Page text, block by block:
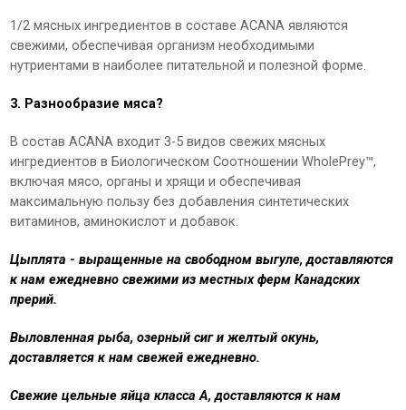
1/2 мясных ингредиентов в составе ACANA являются
свежими, обеспечивая организм необходимыми
нутриентами в наиболее питательной и полезной форме.
3. Разнообразие мяса?
В состав ACANA входит 3-5 видов свежих мясных
ингредиентов в Биологическом Соотношении WholePrey™,
включая мясо, органы и хрящи и обеспечивая
максимальную пользу без добавления синтетических
витаминов, аминокислот и добавок.
Цыплята - выращенные на свободном выгуле, доставляются
к нам ежедневно свежими из местных ферм Канадских
прерий.
Выловленная рыба, озерный сиг и желтый окунь,
доставляется к нам свежей ежедневно.
Свежие цельные яйца класса А, доставляются к нам